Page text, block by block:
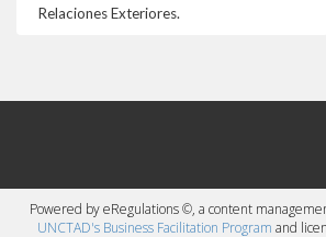
carga deberá presentar la
sicotrópicos y sustancias
Relaciones Exteriores.
Powered by eRegulations ©, a content
UNCTAD's Business Facilitation Program and